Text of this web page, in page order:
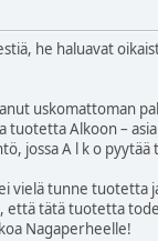
he haluavat
uskomattoman
tuotetta Alkoon –
jossa A l k o
vielä tunne tuotetta
tätä tuotetta
Nagaperheelle!